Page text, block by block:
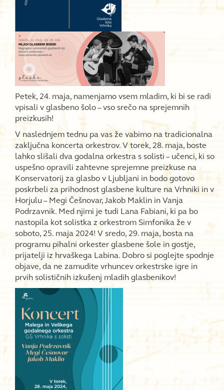
Petek, 24. maja, namenjamo vsem mladim, ki bi se radi
vpisali v glasbeno šolo – vso srečo na sprejemnih
preizkusih!
V naslednjem tednu pa vas že vabimo na tradicionalna
zaključna koncerta orkestrov. V torek, 28. maja, boste
lahko slišali dva godalna orkestra s solisti – učenci, ki so
uspešno opravili zahtevne sprejemne preizkuse na
Konservatorij za glasbo v Ljubljani in bodo gotovo
poskrbeli za prihodnost glasbene kulture na Vrhniki in v
Horjulu – Megi Češnovar, Jakob Maklin in Vanja
Podrzavnik. Med njimi je tudi Lana Fabiani, ki pa bo
nastopila kot solistka z orkestrom Simfonika že v
soboto, 25. maja 2024! V sredo, 29. maja, bosta na
programu pihalni orkester glasbene šole in gostje,
prijatelji iz hrvaškega Labina. Dobro si poglejte spodnje
objave, da ne zamudite vrhuncev orkestrske igre in
prvih solističnih izkušenj mladih glasbenikov!